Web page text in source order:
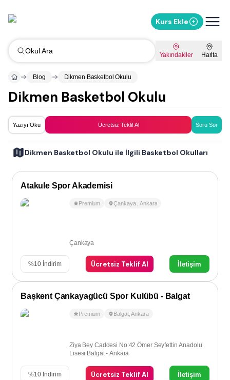
Kurs Ekle
Okul Ara Yakındakiler Harita
Blog Dikmen Basketbol Okulu
Dikmen Basketbol Okulu
Yazıyı Oku Ücretsiz Teklif Al Soru Sor
Dikmen Basketbol Okulu ile İlgili Basketbol Okulları
Atakule Spor Akademisi
Premium Çankaya ,Ankara
Çankaya
%10 İndirim Ücretsiz Teklif Al İletişim
Başkent Çankayagücü Spor Kulübü - Balgat
Premium Balgat,Ankara
Ziya Bey Caddesi No:42 Ömer Seyfettin Anadolu
Lisesi Balgat - Ankara
%10 İndirim Ücretsiz Teklif Al İletişim